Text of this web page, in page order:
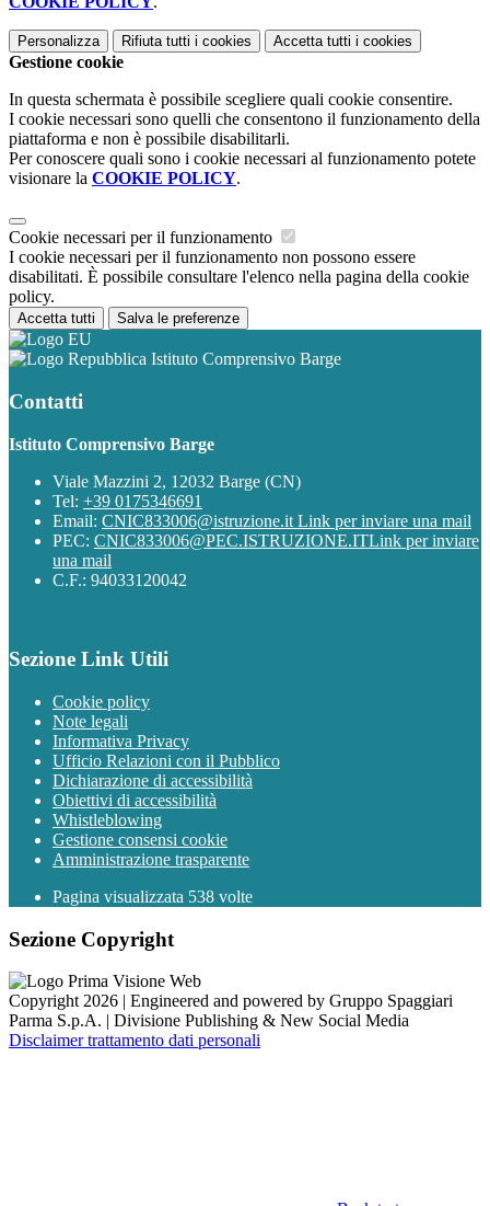
Personalizza Rifiuta tutti i cookies Accetta tutti i cookies
Gestione cookie
In questa schermata è possibile scegliere quali cookie consentire.
I cookie necessari sono quelli che consentono il funzionamento della
piattaforma e non è possibile disabilitarli.
Per conoscere quali sono i cookie necessari al funzionamento potete
visionare la COOKIE POLICY.
Cookie necessari per il funzionamento
I cookie necessari per il funzionamento non possono essere
disabilitati. È possibile consultare l'elenco nella pagina della cookie
policy.
Accetta tutti Salva le preferenze
Istituto Comprensivo Barge
Contatti
Istituto Comprensivo Barge
Viale Mazzini 2, 12032 Barge (CN)
Tel: +39 0175346691
Email: CNIC833006@istruzione.it Link per inviare una mail
PEC: CNIC833006@PEC.ISTRUZIONE.ITLink per inviare
una mail
C.F.: 94033120042
Sezione Link Utili
Cookie policy
Note legali
Informativa Privacy
Ufficio Relazioni con il Pubblico
Dichiarazione di accessibilità
Obiettivi di accessibilità
Whistleblowing
Gestione consensi cookie
Amministrazione trasparente
Pagina visualizzata 538 volte
Sezione Copyright
Copyright 2026 | Engineered and powered by Gruppo Spaggiari
Parma S.p.A. | Divisione Publishing & New Social Media
Disclaimer trattamento dati personali